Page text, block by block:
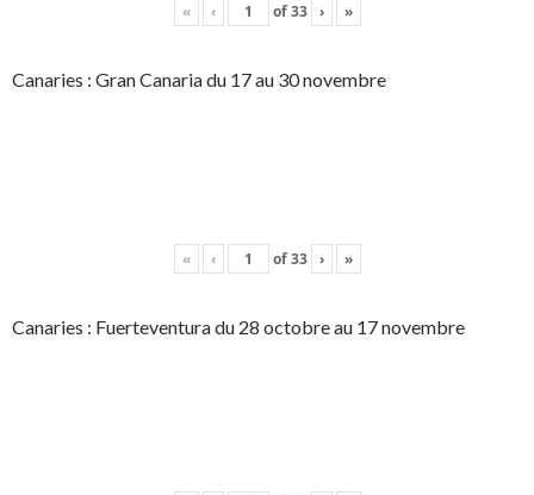
« ‹ of33 › »
Canaries : Gran Canaria du 17 au 30 novembre
« ‹ of33 › »
Canaries : Fuerteventura du 28 octobre au 17 novembre